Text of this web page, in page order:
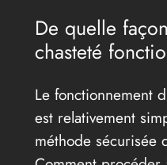
De quelle
chasteté
Le fonctionnement
est relativement
méthode sécurisée